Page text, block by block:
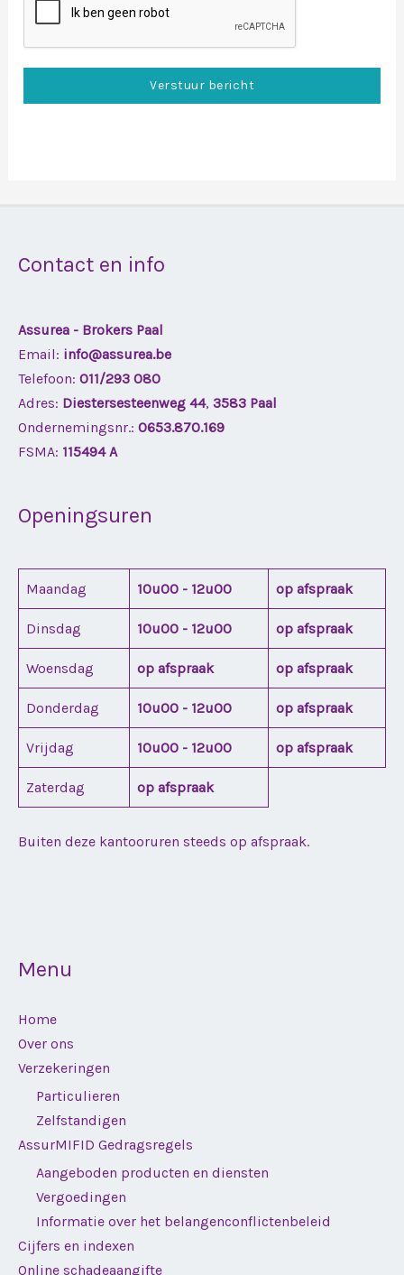
Verstuur bericht
Contact en info
Assurea - Brokers Paal
Email: info@assurea.be
Telefoon: 011/293 080
Adres: Diestersesteenweg 44, 3583 Paal
Ondernemingsnr.: 0653.870.169
FSMA: 115494 A
Openingsuren
Maandag 10u00 - 12u00 op afspraak
Dinsdag 10u00 - 12u00 op afspraak
Woensdag op afspraak op afspraak
Donderdag 10u00 - 12u00 op afspraak
Vrijdag 10u00 - 12u00 op afspraak
Zaterdag op afspraak
Buiten deze kantooruren steeds op afspraak.
Menu
Home
Over ons
Verzekeringen
Particulieren
Zelfstandigen
AssurMIFID Gedragsregels
Aangeboden producten en diensten
Vergoedingen
Informatie over het belangenconflictenbeleid
Cijfers en indexen
Online schadeaangifte